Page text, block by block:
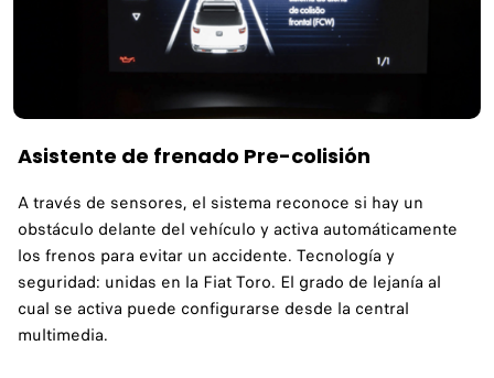
Asistente de frenado Pre-colisión
A través de sensores, el sistema reconoce si hay un
obstáculo delante del vehículo y activa automáticamente
los frenos para evitar un accidente. Tecnología y
seguridad: unidas en la Fiat Toro. El grado de lejanía al
cual se activa puede configurarse desde la central
multimedia.